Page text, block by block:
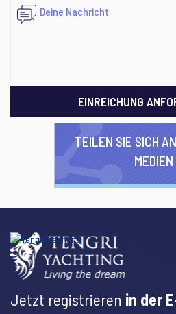
EINREICHUNG
TEILEN SIE SICH
MEDIEN
Jetzt registrieren in der